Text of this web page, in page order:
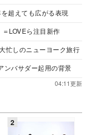
超えても広がる表現
LOVEら注目新作
忙しのニューヨーク旅行
ンバサダー起用の背景
04:11更新